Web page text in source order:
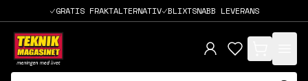
GRATIS FRAKTALTERNATIV BLIXTSNABB LEVERANS
items in cart,